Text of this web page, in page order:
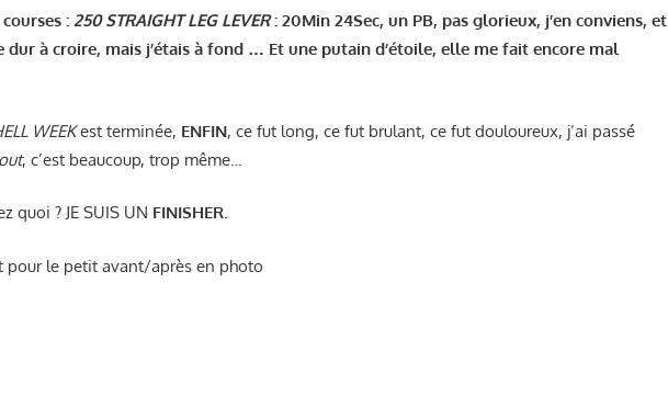
:250 STRAIGHT LEG LEVER: 20Min 24Sec, un PB, pas glorieux, j’en conviens, et
dur à croire, mais j’étais à fond … Et une putain d’étoile, elle me fait encore mal
WEEKest terminée, ENFIN, ce fut long, ce fut brulant, ce fut douloureux, j’ai passé
, c’est beaucoup, trop même…
quoi ? JE SUIS UN FINISHER.
pour le petit avant/après en photo